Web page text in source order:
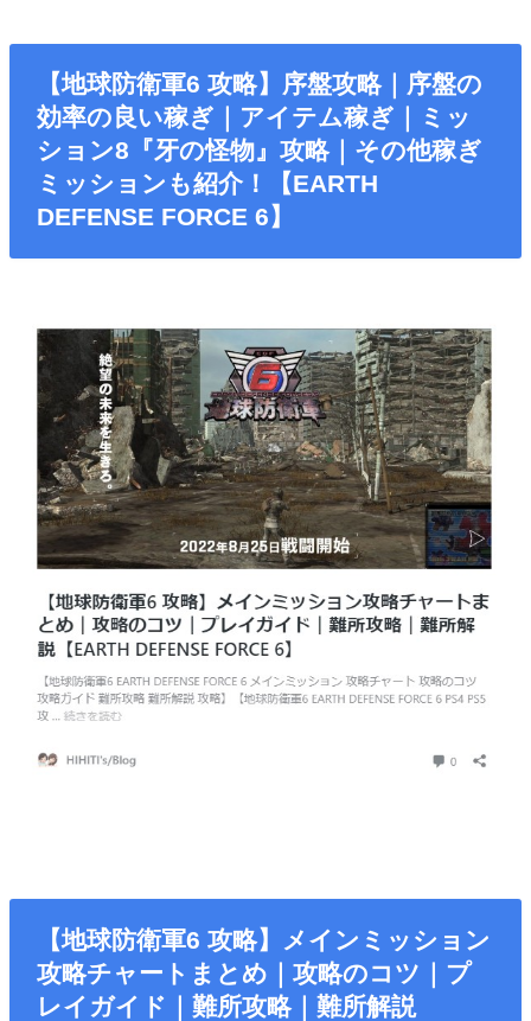
【地球防衛軍6 攻略】序盤攻略｜序盤の
効率の良い稼ぎ｜アイテム稼ぎ｜ミッ
ション8『牙の怪物』攻略｜その他稼ぎ
ミッションも紹介！【EARTH
DEFENSE FORCE 6】
【地球防衛軍6 攻略】メインミッション
攻略チャートまとめ｜攻略のコツ｜プ
レイガイド｜難所攻略｜難所解説